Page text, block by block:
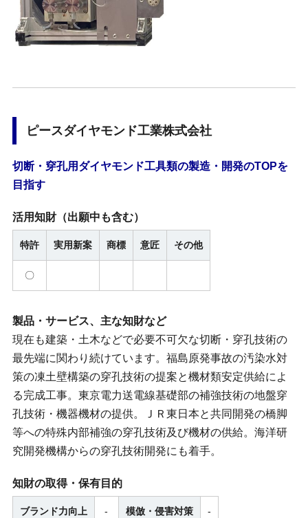
ピースダイヤモンド工業株式会社
切断・穿孔用ダイヤモンド工具類の製造・開発のTOPを
目指す
活用知財（出願中も含む）
特許 実用新案 商標 意匠 その他
〇
製品・サービス、主な知財など
現在も建築・土木などで必要不可欠な切断・穿孔技術の
最先端に関わり続けています。福島原発事故の汚染水対
策の凍土壁構築の穿孔技術の提案と機材類安定供給によ
る完成工事。東京電力送電線基礎部の補強技術の地盤穿
孔技術・機器機材の提供。ＪＲ東日本と共同開発の橋脚
等への特殊内部補強の穿孔技術及び機材の供給。海洋研
究開発機構からの穿孔技術開発にも着手。
知財の取得・保有目的
ブランド力向上 - 模倣・侵害対策 -